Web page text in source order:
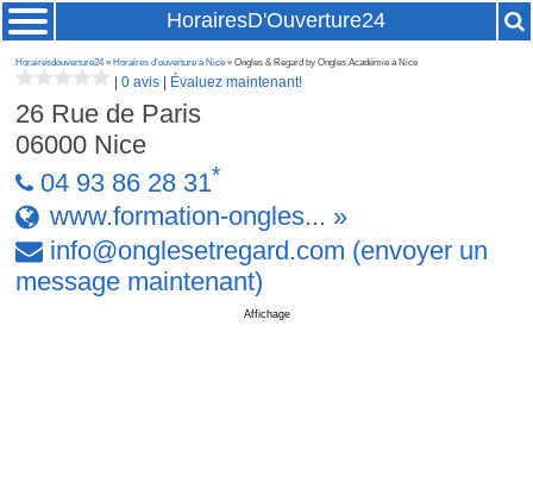
HorairesD'Ouverture24
Horairesdouverture24» Horaires d'ouverture à Nice » Ongles & Regard by Ongles Académie à Nice
|0 avis Évaluez maintenant!
26 Rue de Paris
06000 Nice
04 93 86 28 31*
www.formation-ongles... »
info@onglesetregard.com (envoyer un
message maintenant)
Affichage